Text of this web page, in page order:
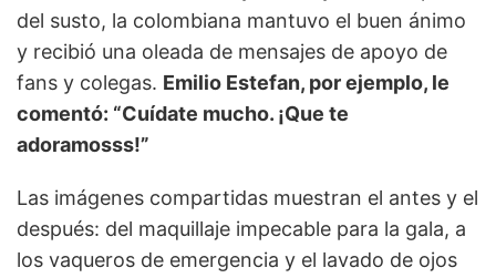
del susto, la colombiana mantuvo el buen ánimo
y recibió una oleada de mensajes de apoyo de
fans y colegas. Emilio Estefan, por ejemplo, le
comentó: “Cuídate mucho. ¡Que te
adoramosss!”
Las imágenes compartidas muestran el antes y el
después: del maquillaje impecable para la gala, a
los vaqueros de emergencia y el lavado de ojos